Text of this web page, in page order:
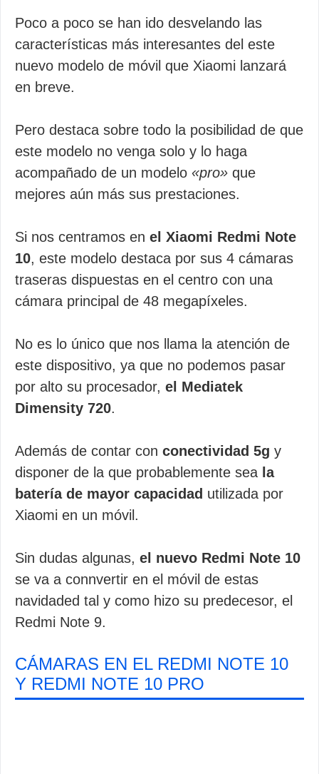
Poco a poco se han ido desvelando las
características más interesantes del este
nuevo modelo de móvil que Xiaomi lanzará
en breve.
Pero destaca sobre todo la posibilidad de que
este modelo no venga solo y lo haga
acompañado de un modelo «pro» que
mejores aún más sus prestaciones.
Si nos centramos en el Xiaomi Redmi Note
10, este modelo destaca por sus 4 cámaras
traseras dispuestas en el centro con una
cámara principal de 48 megapíxeles.
No es lo único que nos llama la atención de
este dispositivo, ya que no podemos pasar
por alto su procesador, el Mediatek
Dimensity 720.
Además de contar con conectividad 5g y
disponer de la que probablemente sea la
batería de mayor capacidad utilizada por
Xiaomi en un móvil.
Sin dudas algunas, el nuevo Redmi Note 10
se va a connvertir en el móvil de estas
navidaded tal y como hizo su predecesor, el
Redmi Note 9.
CÁMARAS EN EL REDMI NOTE 10
Y REDMI NOTE 10 PRO